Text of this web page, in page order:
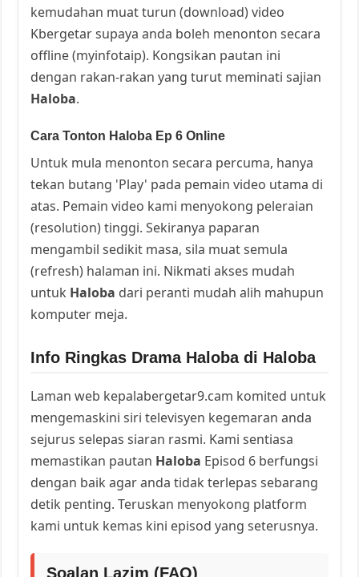
kemudahan muat turun (download) video
Kbergetar supaya anda boleh menonton secara
offline (myinfotaip). Kongsikan pautan ini
dengan rakan-rakan yang turut meminati sajian
Haloba.
Cara Tonton Haloba Ep 6 Online
Untuk mula menonton secara percuma, hanya
tekan butang 'Play' pada pemain video utama di
atas. Pemain video kami menyokong peleraian
(resolution) tinggi. Sekiranya paparan
mengambil sedikit masa, sila muat semula
(refresh) halaman ini. Nikmati akses mudah
untuk Haloba dari peranti mudah alih mahupun
komputer meja.
Info Ringkas Drama Haloba di Haloba
Laman web kepalabergetar9.cam komited untuk
mengemaskini siri televisyen kegemaran anda
sejurus selepas siaran rasmi. Kami sentiasa
memastikan pautan Haloba Episod 6 berfungsi
dengan baik agar anda tidak terlepas sebarang
detik penting. Teruskan menyokong platform
kami untuk kemas kini episod yang seterusnya.
Soalan Lazim (FAQ)